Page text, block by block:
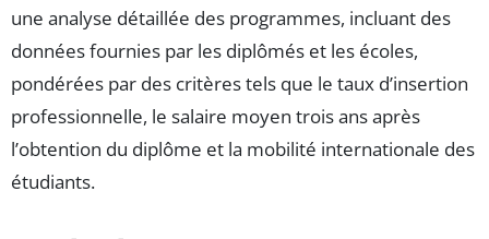
une analyse détaillée des programmes, incluant des
données fournies par les diplômés et les écoles,
pondérées par des critères tels que le taux d’insertion
professionnelle, le salaire moyen trois ans après
l’obtention du diplôme et la mobilité internationale des
étudiants.